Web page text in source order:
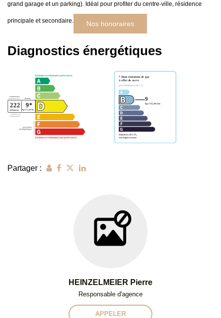
grand garage et un parking). Idéal pour profiter du centre-ville, résidence
principale et secondaire. Nos honoraires
Diagnostics énergétiques
Partager :
HEINZELMEIER Pierre
Responsable d'agence
APPELER